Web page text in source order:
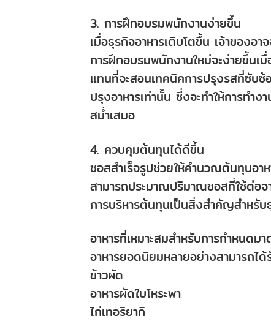
3. การฝึกอบรมพนักงานง่ายขึ้น
เมื่อธุรกิจอาหารเติบโตขึ้น เจ้าของอ
การฝึกอบรมพนักงานใหม่จะง่ายขึ้นเ
แทนที่จะสอนเทคนิคการปรุงรสที่ซับซ้
ปรุงอาหารเท่านั้น ซึ่งจะทำให้การทำ
สม่ำเสมอ
4. ควบคุมต้นทุนได้ดีขึ้น
ซอสสำเร็จรูปช่วยให้คำนวณต้นทุนอ
สามารถประมาณปริมาณซอสที่ใช้ต่อจ
การบริหารต้นทุนเป็นสิ่งสำคัญสำหรั
อาหารที่เหมาะสมสำหรับการกำหนดม
อาหารยอดนิยมหลายอย่างสามารถไ
ข้าวผัด
อาหารผัดใบโหระพา
ไก่เทอริยากิ